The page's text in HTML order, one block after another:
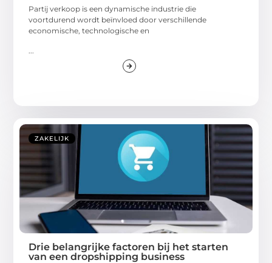
Partij verkoop is een dynamische industrie die
voortdurend wordt beïnvloed door verschillende
economische, technologische en
ZAKELIJK
Drie belangrijke factoren bij het starten
van een dropshipping business